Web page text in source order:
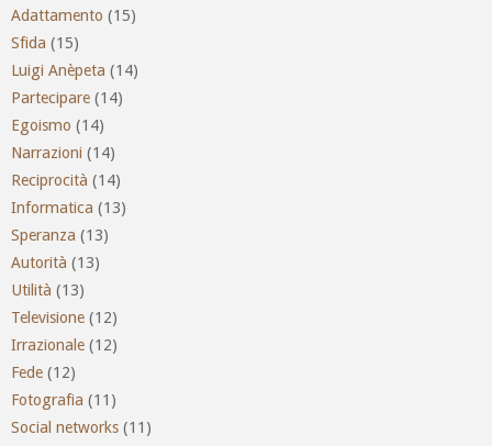
Adattamento (15)
Sfida (15)
Luigi Anèpeta (14)
Partecipare (14)
Egoismo (14)
Narrazioni (14)
Reciprocità (14)
Informatica (13)
Speranza (13)
Autorità (13)
Utilità (13)
Televisione (12)
Irrazionale (12)
Fede (12)
Fotografia (11)
Social networks (11)